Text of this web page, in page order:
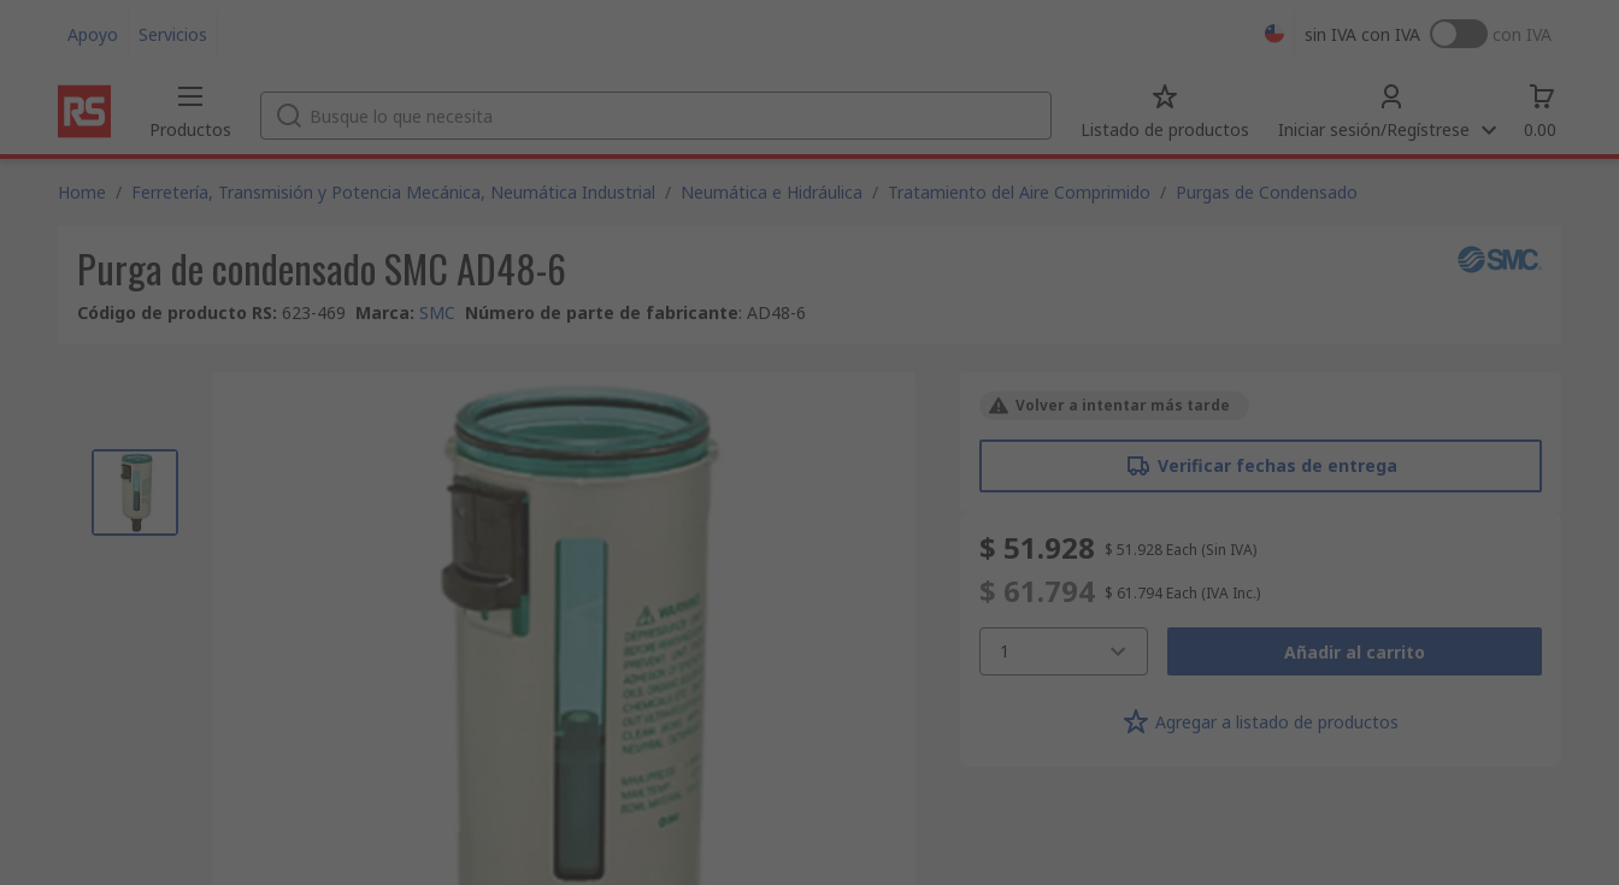
Apoyo Servicios sin IVA con IVA con IVA
Productos Listado de productos Iniciar sesión/Regístrese 0.00
Home / Ferretería, Transmisión y Potencia Mecánica, Neumática Industrial / Neumática e Hidráulica / Tratamiento del Aire Comprimido / Purgas de Condensado
Purga de condensado SMC AD48-6
Código de producto RS: 623-469 Marca: SMC Número de parte de fabricante: AD48-6
Volver a intentar más tarde
Verificar fechas de entrega
$ 51.928 $ 51.928 Each (Sin IVA)
$ 61.794 $ 61.794 Each (IVA Inc.)
1 Añadir al carrito
Agregar a listado de productos